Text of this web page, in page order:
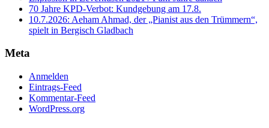
70 Jahre KPD‑Verbot: Kundgebung am 17.8.
10.7.2026: Aeham Ahmad, der „Pianist aus den Trümmern“,
spielt in Bergisch Gladbach
Meta
Anmelden
Eintrags-Feed
Kommentar-Feed
WordPress.org